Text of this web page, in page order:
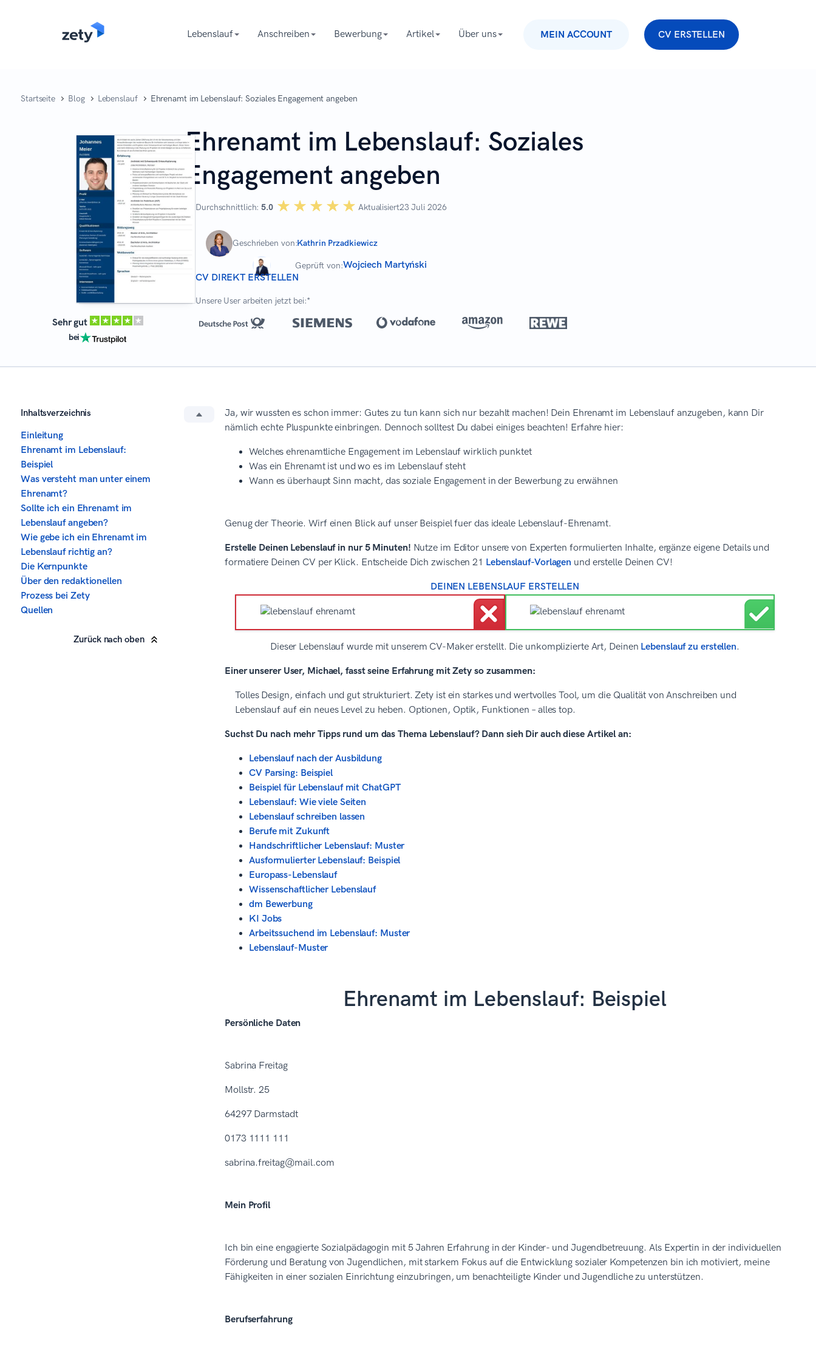
Lebenslauf Anschreiben Bewerbung Artikel Über uns CV ERSTELLEN
MEIN ACCOUNT
Startseite Blog Lebenslauf Ehrenamt im Lebenslauf: Soziales Engagement angeben
Sehr gut
bei
Ehrenamt im Lebenslauf: Soziales
Engagement angeben
Durchschnittlich:5.0 ☆☆☆☆☆
★★★★★ Aktualisiert23 Juli 2026
Geschrieben von:Kathrin Przadkiewicz
Geprüft von:Wojciech Martyński
CV DIREKT ERSTELLEN
Unsere User arbeiten jetzt bei:*
Inhaltsverzeichnis
Einleitung
Ehrenamt im Lebenslauf:
Beispiel
Was versteht man unter einem
Ehrenamt?
Sollte ich ein Ehrenamt im
Lebenslauf angeben?
Wie gebe ich ein Ehrenamt im
Lebenslauf richtig an?
Die Kernpunkte
Über den redaktionellen
Prozess bei Zety
Quellen
Zurück nach oben
Ja, wir wussten es schon immer: Gutes zu tun kann sich nur bezahlt machen! Dein Ehrenamt im Lebenslauf anzugeben, kann Dir
nämlich echte Pluspunkte einbringen. Dennoch solltest Du dabei einiges beachten! Erfahre hier:
Welches ehrenamtliche Engagement im Lebenslauf wirklich punktet
Was ein Ehrenamt ist und wo es im Lebenslauf steht
Wann es überhaupt Sinn macht, das soziale Engagement in der Bewerbung zu erwähnen
Genug der Theorie. Wirf einen Blick auf unser Beispiel fuer das ideale Lebenslauf-Ehrenamt.
Erstelle Deinen Lebenslauf in nur 5 Minuten! Nutze im Editor unsere von Experten formulierten Inhalte, ergänze eigene Details und
formatiere Deinen CV per Klick. Entscheide Dich zwischen 21 Lebenslauf-Vorlagen und erstelle Deinen CV!
DEINEN LEBENSLAUF ERSTELLEN
Dieser Lebenslauf wurde mit unserem CV-Maker erstellt. Die unkomplizierte Art, Deinen Lebenslauf zu erstellen.
Einer unserer User, Michael, fasst seine Erfahrung mit Zety so zusammen:
Tolles Design, einfach und gut strukturiert. Zety ist ein starkes und wertvolles Tool, um die Qualität von Anschreiben und
Lebenslauf auf ein neues Level zu heben. Optionen, Optik, Funktionen – alles top.
Suchst Du nach mehr Tipps rund um das Thema Lebenslauf? Dann sieh Dir auch diese Artikel an:
Lebenslauf nach der Ausbildung
CV Parsing: Beispiel
Beispiel für Lebenslauf mit ChatGPT
Lebenslauf: Wie viele Seiten
Lebenslauf schreiben lassen
Berufe mit Zukunft
Handschriftlicher Lebenslauf: Muster
Ausformulierter Lebenslauf: Beispiel
Europass-Lebenslauf
Wissenschaftlicher Lebenslauf
dm Bewerbung
KI Jobs
Arbeitssuchend im Lebenslauf: Muster
Lebenslauf-Muster
Ehrenamt im Lebenslauf: Beispiel
Persönliche Daten
Sabrina Freitag
Mollstr. 25
64297 Darmstadt
0173 1111 111
sabrina.freitag@mail.com
Mein Profil
Ich bin eine engagierte Sozialpädagogin mit 5 Jahren Erfahrung in der Kinder- und Jugendbetreuung. Als Expertin in der individuellen
Förderung und Beratung von Jugendlichen, mit starkem Fokus auf die Entwicklung sozialer Kompetenzen bin ich motiviert, meine
Fähigkeiten in einer sozialen Einrichtung einzubringen, um benachteiligte Kinder und Jugendliche zu unterstützen.
Berufserfahrung